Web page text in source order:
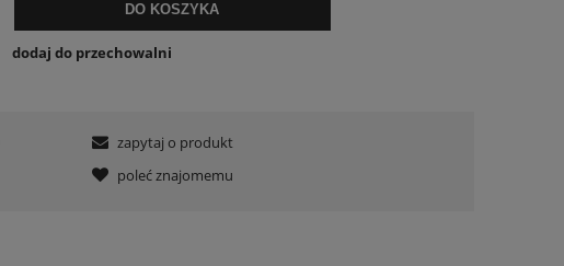
DO KOSZYKA
dodaj do przechowalni
zapytaj o produkt
poleć znajomemu